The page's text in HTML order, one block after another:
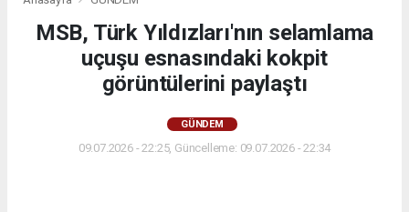
MSB, Türk Yıldızları'nın selamlama
uçuşu esnasındaki kokpit
görüntülerini paylaştı
GÜNDEM
09.07.2026 - 22:25, Güncelleme: 09.07.2026 - 22:34